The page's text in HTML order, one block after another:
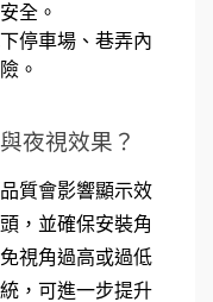
全。
停車場、巷弄內
。
夜視效果？
質會影響顯示效
，並確保安裝角
視角過高或過低
，可進一步提升